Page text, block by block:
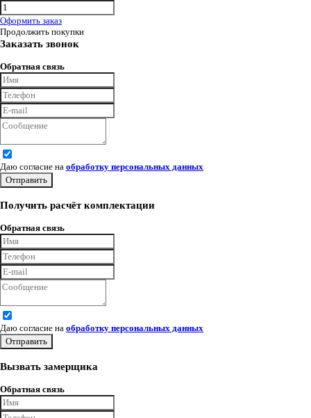
Оформить заказ
Продолжить покупки
Заказать звонок
Обратная связь
Даю согласие на обработку персональных данных
Отправить
Получить расчёт комплектации
Обратная связь
Даю согласие на обработку персональных данных
Отправить
Вызвать замерщика
Обратная связь